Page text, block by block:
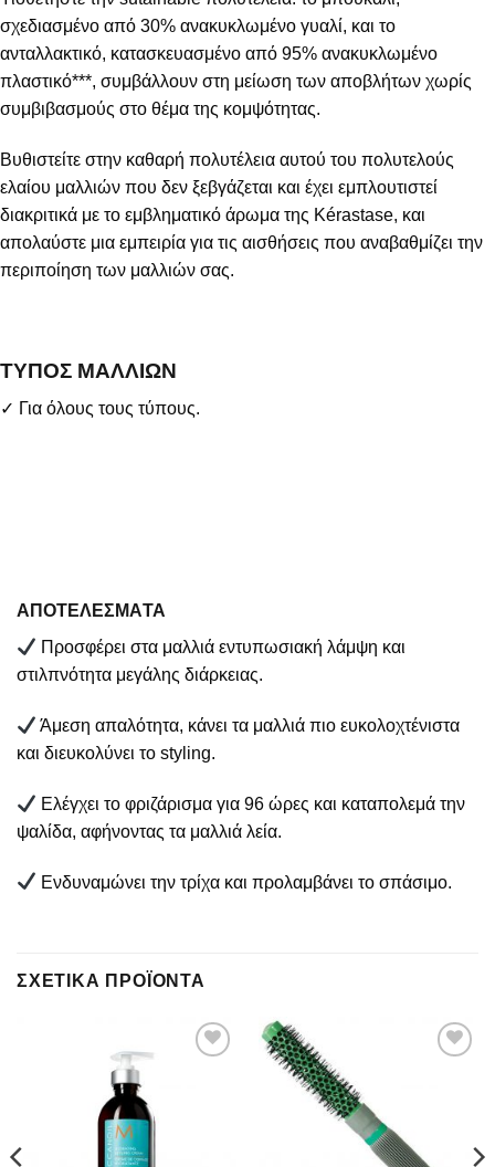
σχεδιασμένο από 30% ανακυκλωμένο γυαλί, και το
ανταλλακτικό, κατασκευασμένο από 95% ανακυκλωμένο
πλαστικό***, συμβάλλουν στη μείωση των αποβλήτων χωρίς
συμβιβασμούς στο θέμα της κομψότητας.
Βυθιστείτε στην καθαρή πολυτέλεια αυτού του πολυτελούς
ελαίου μαλλιών που δεν ξεβγάζεται και έχει εμπλουτιστεί
διακριτικά με το εμβληματικό άρωμα της Kérastase, και
απολαύστε μια εμπειρία για τις αισθήσεις που αναβαθμίζει την
περιποίηση των μαλλιών σας.
ΤΥΠΟΣ ΜΑΛΛΙΩΝ
✓ Για όλους τους τύπους.
ΑΠΟΤΕΛΕΣΜΑTA
Προσφέρει στα μαλλιά εντυπωσιακή λάμψη και
στιλπνότητα μεγάλης διάρκειας.
Άμεση απαλότητα, κάνει τα μαλλιά πιο ευκολοχτένιστα
και διευκολύνει το styling.
Ελέγχει το φριζάρισμα για 96 ώρες και καταπολεμά την
ψαλίδα, αφήνοντας τα μαλλιά λεία.
Ενδυναμώνει την τρίχα και προλαμβάνει το σπάσιμο.
ΣΧΕΤΙΚΆ ΠΡΟΪΌΝΤΑ